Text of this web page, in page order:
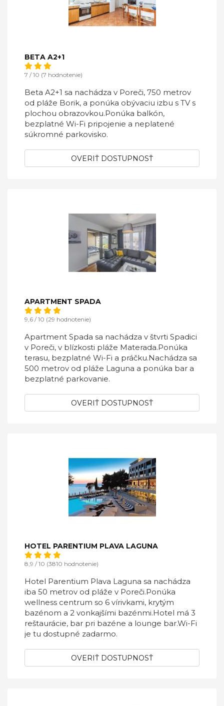
BETA A2+1
7 / 10 (7 hodnotenie)
Beta A2+1 sa nachádza v Poreči, 750 metrov
od pláže Borik, a ponúka obývaciu izbu s TV s
plochou obrazovkou.Ponúka balkón,
bezplatné Wi-Fi pripojenie a neplatené
súkromné ​​parkovisko.
OVERIŤ DOSTUPNOSŤ
APARTMENT SPADA
9,6 / 10 (29 hodnotenie)
Apartment Spada sa nachádza v štvrti Spadici
v Poreči, v blízkosti pláže Materada.Ponúka
terasu, bezplatné Wi-Fi a práčku.Nachádza sa
500 metrov od pláže Laguna a ponúka bar a
bezplatné parkovanie.
OVERIŤ DOSTUPNOSŤ
HOTEL PARENTIUM PLAVA LAGUNA
8,9 / 10 (3810 hodnotenie)
Hotel Parentium Plava Laguna sa nachádza
iba 50 metrov od pláže v Poreči.Ponúka
wellness centrum so 6 vírivkami, krytým
bazénom a 2 vonkajšími bazénmi.Hotel má 3
reštaurácie, bar pri bazéne a lounge bar.Wi-Fi
je tu dostupné zadarmo.
OVERIŤ DOSTUPNOSŤ